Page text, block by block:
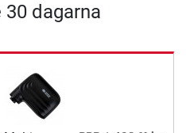
dagarna